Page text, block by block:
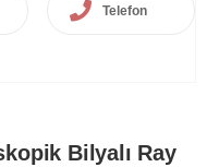
Telefon
Bilyalı Ray